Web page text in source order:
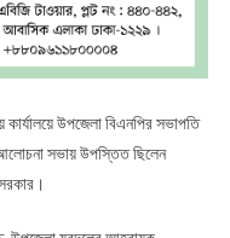
কার্যালয়ে উপজেলা বিএনপির সভাপতি
সভায় উপস্তিত ছিলেন